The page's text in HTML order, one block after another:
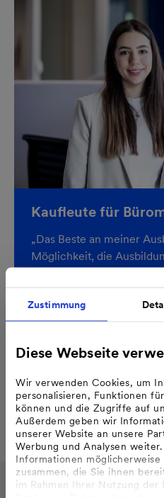
Zustimmung
Diese Webseite
Wir verwenden Cookies, um
personalisieren, Funktionen
können und die Zugriffe auf
Außerdem geben wir
unserer Website an unsere
Werbung und Analysen
Informationen
zusammen, die Sie ihnen
im Rahmen Ihrer Nutzung der
Kaufleute für
„Das Beste an meiner
Möglichkeit, die
Talentgruppe.“
Auszubildende Kauffrau für
Das erwartet Dich